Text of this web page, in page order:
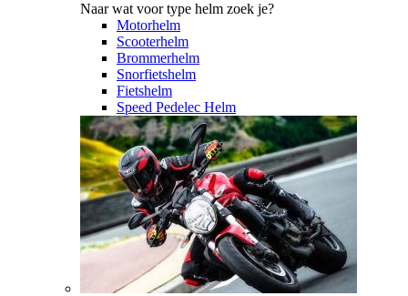
Naar wat voor type helm zoek je?
Motorhelm
Scooterhelm
Brommerhelm
Snorfietshelm
Fietshelm
Speed Pedelec Helm